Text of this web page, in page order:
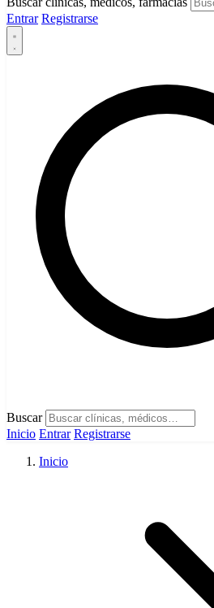
Entrar Registrarse
Buscar
Inicio Entrar Registrarse
Inicio